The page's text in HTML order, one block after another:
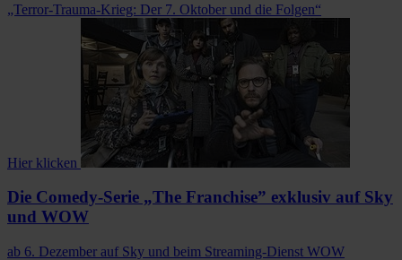
„Terror-Trauma-Krieg: Der 7. Oktober und die Folgen“
Hier klicken
Die Comedy-Serie „The Franchise” exklusiv auf Sky
und WOW
ab 6. Dezember auf Sky und beim Streaming-Dienst WOW